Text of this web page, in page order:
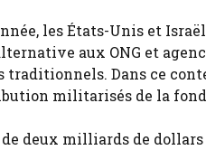
les États-Unis et
aux ONG et
traditionnels. Dans ce
militarisés de la
deux milliards de